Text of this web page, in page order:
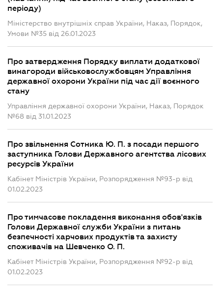
періоду)
Міністерство внутрішніх справ України, Наказ, Порядок,
Умови №35 від 26.01.2023
Про затвердження Порядку виплати додаткової
винагороди військовослужбовцям Управління
державної охорони України під час дії воєнного
стану
Управління державної охорони України, Наказ, Порядок
№68 від 31.01.2023
Про звільнення Сотника Ю. П. з посади першого
заступника Голови Державного агентства лісових
ресурсів України
Кабінет Міністрів України, Розпорядження №93-р від
01.02.2023
Про тимчасове покладення виконання обов'язків
Голови Державної служби України з питань
безпечності харчових продуктів та захисту
споживачів на Шевченко О. П.
Кабінет Міністрів України, Розпорядження №92-р від
01.02.2023